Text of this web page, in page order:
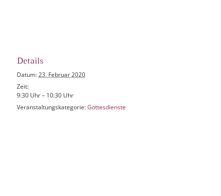
Details
Datum: 23. Februar 2020
Zeit:
9:30 Uhr – 10:30 Uhr
Veranstaltungskategorie: Gottesdienste